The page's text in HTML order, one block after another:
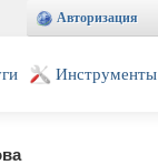
Авторизация
Инструменты